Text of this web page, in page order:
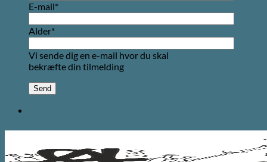
E-mail*
Alder*
Vi sende dig en e-mail hvor du skal
bekræfte din tilmelding